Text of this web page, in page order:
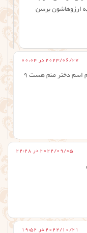
ارزوهاشون برسن
2023/06/27 در 00:04
عالیه اسم کیمیا خیلی دوسش دارم اسم دختر منم هست ۹
2022/09/05 در 22:28
2022/10/21 در 19:52